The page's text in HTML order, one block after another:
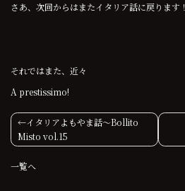
さあ、次回からはまたイタリア話に戻ります！
それではまた、近々
A prestissimo!
投
稿
ナ
イタリアよもやま話〜Bollito
Misto vol.15
一覧へ